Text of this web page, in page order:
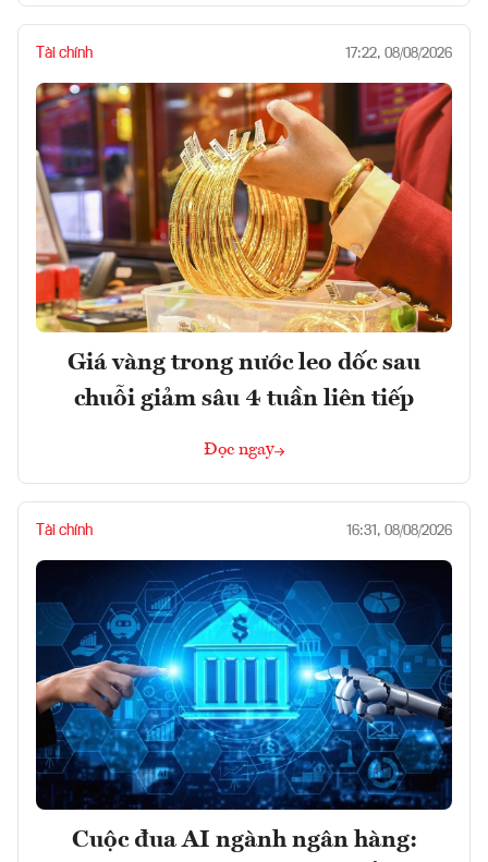
Tài chính 17:22, 08/08/2026
Giá vàng trong nước leo dốc sau
chuỗi giảm sâu 4 tuần liên tiếp
Đọc ngay
Tài chính 16:31, 08/08/2026
Cuộc đua AI ngành ngân hàng: